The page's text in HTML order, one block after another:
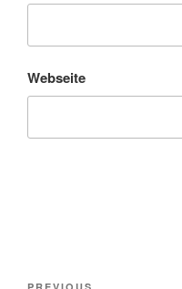
Webseite
Post